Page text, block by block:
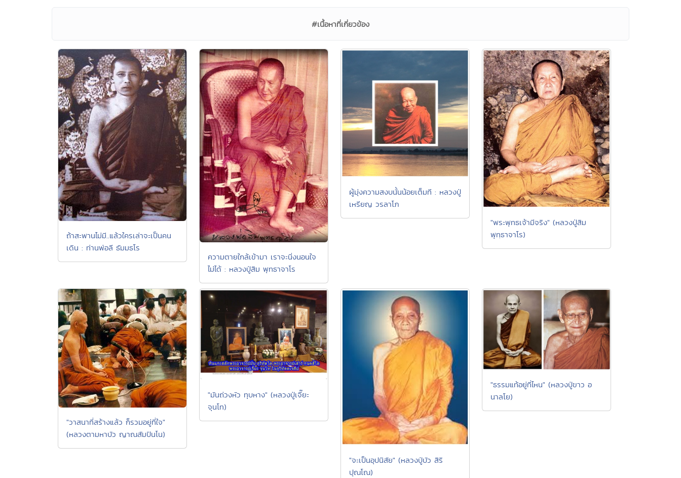
#เนื้อหาที่เกี่ยวข้อง
ถ้าสะพานไม่มี..แล้วใครเล่าจะเป็นคน
เดิน : ท่านพ่อลี ธัมมธโร
ความตายใกล้เข้ามา เราจะนิ่งนอนใจ
ไม่ได้ : หลวงปู่สิม พุทธาจาโร
ผู้มุ่งความสงบนั้นน้อยเต็มที : หลวงปู่
เหรียญ วรลาโภ
"พระพุทธเจ้ามีจริง" (หลวงปู่สิม
พุทฺธาจาโร)
"วาสนาที่สร้างแล้ว ก็รวมอยู่ที่ใจ"
(หลวงตามหาบัว ญาณสัมปันโน)
"มันถ่วงหัว ทุบหาง" (หลวงปู่เจี๊ยะ
จุนโท)
"จะเป็นอุปนิสัย" (หลวงปู่บัว สิริ
ปุณโณ)
"ธรรมแท้อยู่ที่ไหน" (หลวงปู่ขาว อ
นาลโย)